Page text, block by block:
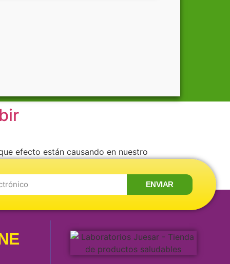
efecto están causando en nuestro
ENVIAR